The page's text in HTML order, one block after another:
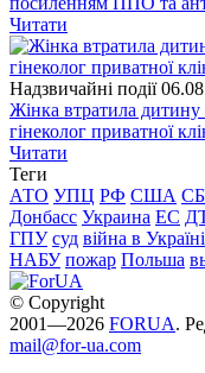
Читати
Надзвичайні події
Жінка втратила дитину
гінеколог приватної
Читати
Теги
АТО УПЦ РФ США
Донбасс Украина ЕС
ГПУ суд війна в Україні
НАБУ пожар Польша
© Copyright
2001—2026 FORUA.
mail@for-ua.com